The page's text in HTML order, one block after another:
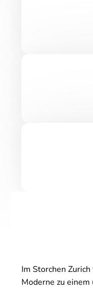
Im Storchen
Moderne zu